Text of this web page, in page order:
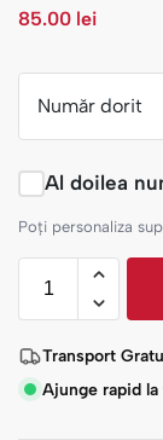
85.00 lei
Număr dorit
Al doilea
Poți personaliza
Transport
Ajunge rapid la